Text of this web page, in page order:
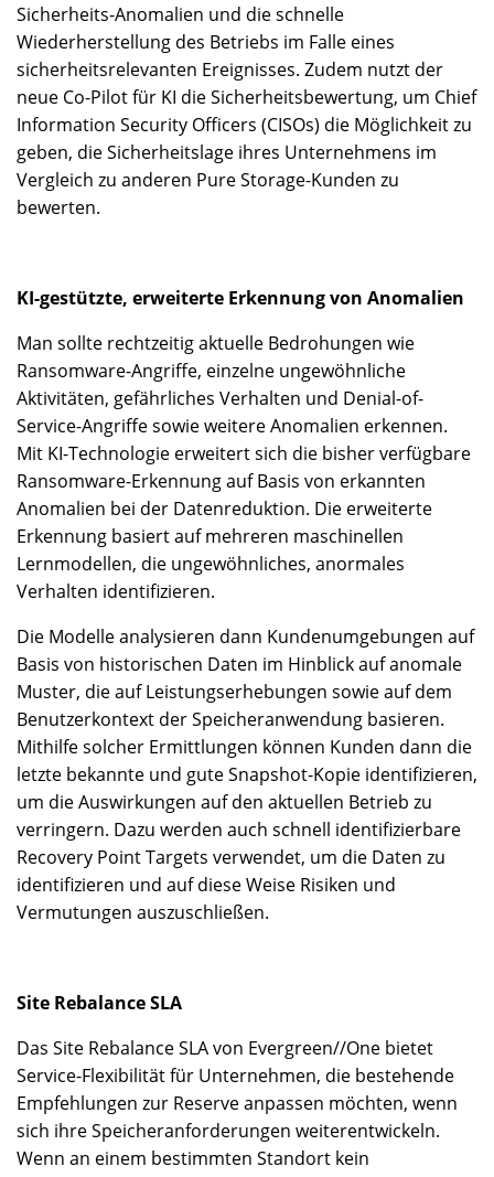
Sicherheits-Anomalien und die schnelle
Wiederherstellung des Betriebs im Falle eines
sicherheitsrelevanten Ereignisses. Zudem nutzt der
neue Co-Pilot für KI die Sicherheitsbewertung, um Chief
Information Security Officers (CISOs) die Möglichkeit zu
geben, die Sicherheitslage ihres Unternehmens im
Vergleich zu anderen Pure Storage-Kunden zu
bewerten.
KI-gestützte, erweiterte Erkennung von Anomalien
Man sollte rechtzeitig aktuelle Bedrohungen wie
Ransomware-Angriffe, einzelne ungewöhnliche
Aktivitäten, gefährliches Verhalten und Denial-of-
Service-Angriffe sowie weitere Anomalien erkennen.
Mit KI-Technologie erweitert sich die bisher verfügbare
Ransomware-Erkennung auf Basis von erkannten
Anomalien bei der Datenreduktion. Die erweiterte
Erkennung basiert auf mehreren maschinellen
Lernmodellen, die ungewöhnliches, anormales
Verhalten identifizieren.
Die Modelle analysieren dann Kundenumgebungen auf
Basis von historischen Daten im Hinblick auf anomale
Muster, die auf Leistungserhebungen sowie auf dem
Benutzerkontext der Speicheranwendung basieren.
Mithilfe solcher Ermittlungen können Kunden dann die
letzte bekannte und gute Snapshot-Kopie identifizieren,
um die Auswirkungen auf den aktuellen Betrieb zu
verringern. Dazu werden auch schnell identifizierbare
Recovery Point Targets verwendet, um die Daten zu
identifizieren und auf diese Weise Risiken und
Vermutungen auszuschließen.
Site Rebalance SLA
Das Site Rebalance SLA von Evergreen//One bietet
Service-Flexibilität für Unternehmen, die bestehende
Empfehlungen zur Reserve anpassen möchten, wenn
sich ihre Speicheranforderungen weiterentwickeln.
Wenn an einem bestimmten Standort kein